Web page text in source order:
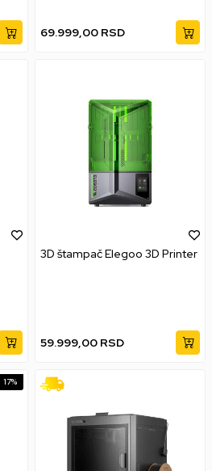
69.999,00 RSD
3D štampač Elegoo 3D Printer
59.999,00 RSD
17%